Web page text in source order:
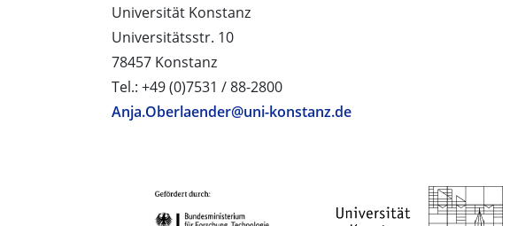
Universität Konstanz
Universitätsstr. 10
78457 Konstanz
Tel.: +49 (0)7531 / 88-2800
Anja.Oberlaender@uni-konstanz.de